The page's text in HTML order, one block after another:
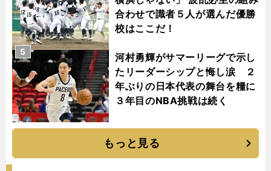
合わせで識者５人が選んだ優勝
校はここだ！
河村勇輝がサマーリーグで示し
たリーダーシップと悔し涙 ２
年ぶりの日本代表の舞台を糧に
３年目のNBA挑戦は続く
5
もっと見る